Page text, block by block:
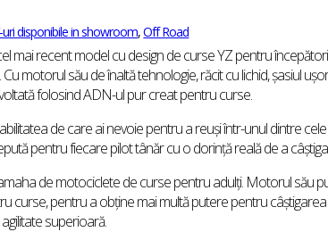
disponibile in showroom,Off Road
mai recent model cu design de curse YZ pentru
motorul său de înaltă tehnologie, răcit cu lichid, șasiul
folosind ADN-ul pur creat pentru curse.
de care ai nevoie pentru a reuși într-unul dintre
pentru fiecare pilot tânăr cu o dorință reală de a
de motociclete de curse pentru adulți. Motorul său
curse, pentru a obține mai multă putere pentru
superioară.